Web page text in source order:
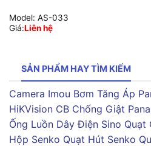
Model: AS-033
Giá:Liên hệ
SẢN PHẨM HAY TÌM KIẾM
Camera Imou Bơm Tăng Áp
HiKVision CB Chống Giật
Ống Luồn Dây Điện Sino Quạt
Hộp Senko Quạt Hút Senko